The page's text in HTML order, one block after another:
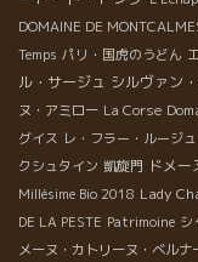
DOMAINE DE
Temps パリ・国虎のうどん
ル・サージュ シルヴァン
ヌ・アミロー La Corse
グイス レ・フラー・ルージュ
クシュタイン 凱旋門 ドメ
Millésime Bio 2018 Lady
DE LA PESTE Patrimoine シ
メーヌ・カトリーヌ・ベルナ